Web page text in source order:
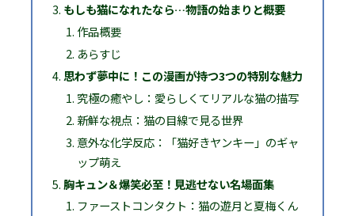
もしも猫になれたなら…物語の始まりと概要
作品概要
あらすじ
思わず夢中に！この漫画が持つ3つの特別な魅力
究極の癒やし：愛らしくてリアルな猫の描写
新鮮な視点：猫の目線で見る世界
意外な化学反応：「猫好きヤンキー」のギャ
ップ萌え
胸キュン＆爆笑必至！見逃せない名場面集
ファーストコンタクト：猫の遊月と夏梅くん